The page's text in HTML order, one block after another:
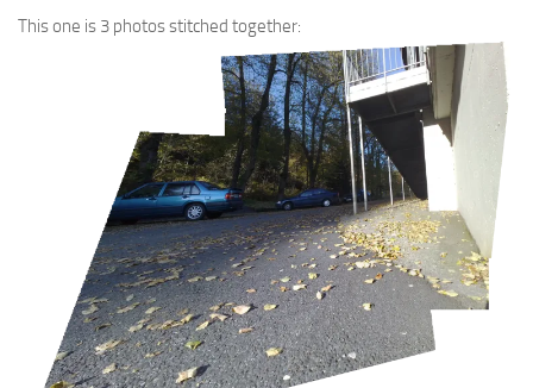
This one is 3 photos stitched together: